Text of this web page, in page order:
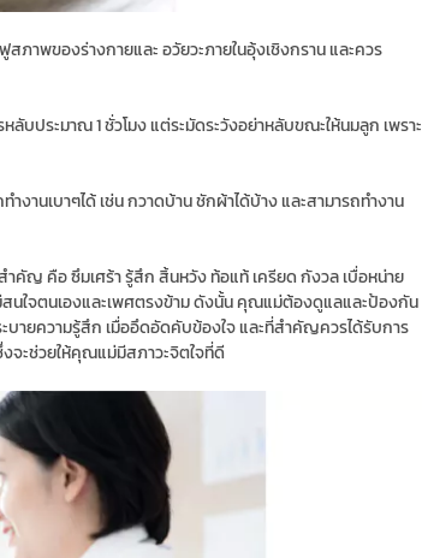
าพของร่างกายและ อวัยวะภายในอุ้งเชิงกราน และควร
ลับประมาณ 1 ชั่วโมง แต่ระมัดระวังอย่าหลับขณะให้นมลูก เพราะ
านเบาๆได้ เช่น กวาดบ้าน ชักผ้าได้บ้าง และสามารถทํางาน
คัญ คือ ซึมเศร้า รู้สึก สิ้นหวัง ท้อแท้ เครียด กังวล เบื่อหน่าย
นใจตนเองและเพศตรงข้าม ดังนั้น คุณแม่ต้องดูแลและป้องกัน
ะบายความรู้สึก เมื่ออึดอัดคับข้องใจ และที่สําคัญควรได้รับการ
จะช่วยให้คุณแม่มีสภาวะจิตใจที่ดี